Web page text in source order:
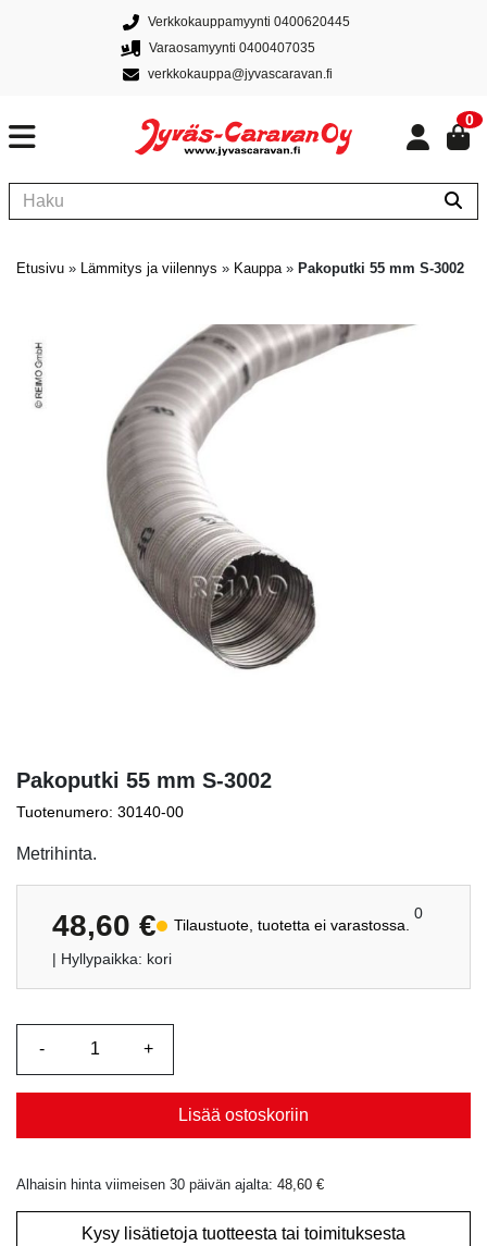
Verkkokauppamyynti 0400620445
Varaosamyynti 0400407035
verkkokauppa@jyvascaravan.fi
0
Etusivu » Lämmitys ja viilennys » Kauppa» Pakoputki 55 mm S-3002
Pakoputki 55 mm S-3002
Tuotenumero: 30140-00
Metrihinta.
48,60 € Tilaustuote, tuotetta ei varastossa.
0
| Hyllypaikka: kori
Lisää ostoskoriin
Alhaisin hinta viimeisen 30 päivän ajalta: 48,60 €
Kysy lisätietoja tuotteesta tai toimituksesta